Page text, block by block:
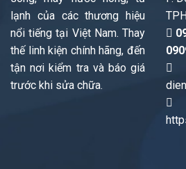
lạnh của các thương hiệu
nổi tiếng tại Việt Nam. Thay
thế linh kiện chính hãng, đến
tận nơi kiểm tra và báo giá
trước khi sửa chữa.